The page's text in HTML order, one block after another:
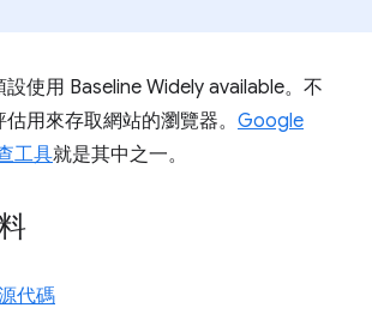
使用 Baseline Widely available。不
用來存取網站的瀏覽器。 Google
工具就是其中之一。
代碼